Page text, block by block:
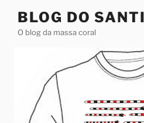
BLOG DO
O blog da massa coral